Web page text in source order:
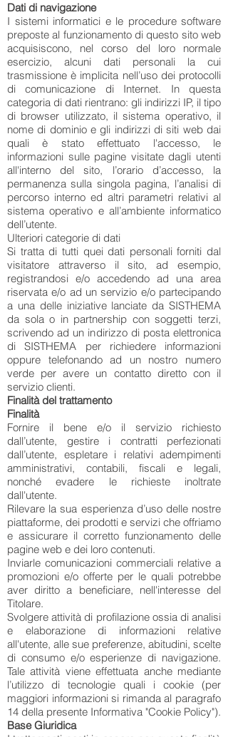
Dati di navigazione
I sistemi informatici e le procedure software
preposte al funzionamento di questo sito web
acquisiscono, nel corso del loro normale
esercizio, alcuni dati personali la cui
trasmissione è implicita nell’uso dei protocolli
di comunicazione di Internet. In questa
categoria di dati rientrano: gli indirizzi IP, il tipo
di browser utilizzato, il sistema operativo, il
nome di dominio e gli indirizzi di siti web dai
quali è stato effettuato l'accesso, le
informazioni sulle pagine visitate dagli utenti
all'interno del sito, l’orario d’accesso, la
permanenza sulla singola pagina, l’analisi di
percorso interno ed altri parametri relativi al
sistema operativo e all’ambiente informatico
dell’utente.
Ulteriori categorie di dati
Si tratta di tutti quei dati personali forniti dal
visitatore attraverso il sito, ad esempio,
registrandosi e/o accedendo ad una area
riservata e/o ad un servizio e/o partecipando
a una delle iniziative lanciate da SISTHEMA
da sola o in partnership con soggetti terzi,
scrivendo ad un indirizzo di posta elettronica
di SISTHEMA per richiedere informazioni
oppure telefonando ad un nostro numero
verde per avere un contatto diretto con il
servizio clienti.
Finalità del trattamento
Finalità
Fornire il bene e/o il servizio richiesto
dall’utente, gestire i contratti perfezionati
dall’utente, espletare i relativi adempimenti
amministrativi, contabili, fiscali e legali,
nonché evadere le richieste inoltrate
dall'utente.
Rilevare la sua esperienza d’uso delle nostre
piattaforme, dei prodotti e servizi che offriamo
e assicurare il corretto funzionamento delle
pagine web e dei loro contenuti.
Inviarle comunicazioni commerciali relative a
promozioni e/o offerte per le quali potrebbe
aver diritto a beneficiare, nell'interesse del
Titolare.
Svolgere attività di profilazione ossia di analisi
e elaborazione di informazioni relative
all'utente, alle sue preferenze, abitudini, scelte
di consumo e/o esperienze di navigazione.
Tale attività viene effettuata anche mediante
l’utilizzo di tecnologie quali i cookie (per
maggiori informazioni si rimanda al paragrafo
14 della presente Informativa "Cookie Policy").
Base Giuridica